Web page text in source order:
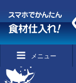
メニュー